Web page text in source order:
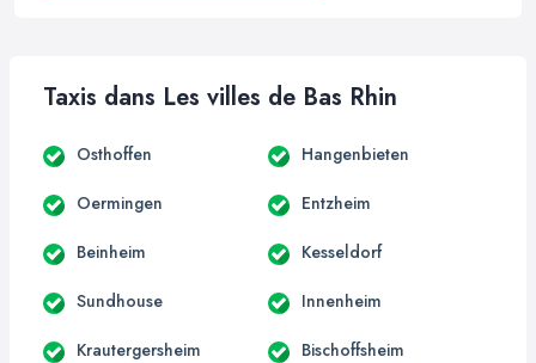
Taxis dans Les villes de Bas Rhin
Osthoffen Hangenbieten
Oermingen Entzheim
Beinheim Kesseldorf
Sundhouse Innenheim
Krautergersheim Bischoffsheim